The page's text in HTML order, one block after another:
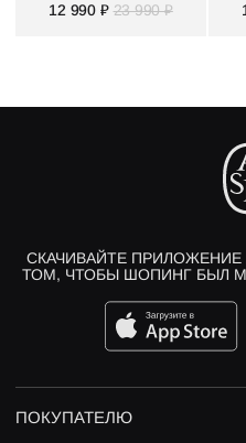
12 990 ₽ 23 990 ₽
СКАЧИВАЙТЕ
ТОМ, ЧТОБЫ ШОПИНГ БЫЛ
ПОКУПАТЕЛЮ